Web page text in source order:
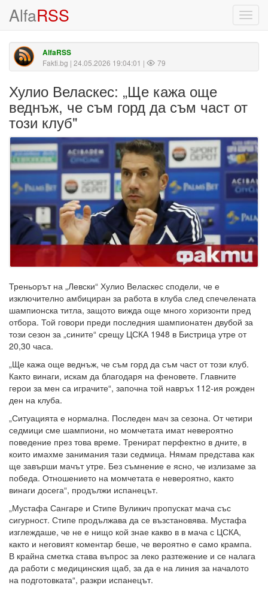
AlfaRSS
AlfaRSS
Fakti.bg | 24.05.2026 19:04:01 | 79
Хулио Веласкес: „Ще кажа още
веднъж, че съм горд да съм част от
този клуб"
Треньорът на „Левски“ Хулио Веласкес сподели, че е
изключително амбициран за работа в клуба след спечелената
шампионска титла, защото вижда още много хоризонти пред
отбора. Той говори преди последния шампионатен двубой за
този сезон за „сините“ срещу ЦСКА 1948 в Бистрица утре от
20,30 часа.
„Ще кажа още веднъж, че съм горд да съм част от този клуб.
Както винаги, искам да благодаря на феновете. Главните
герои за мен са играчите“, започна той навръх 112-ия рожден
ден на клуба.
„Ситуацията е нормална. Последен мач за сезона. От четири
седмици сме шампиони, но момчетата имат невероятно
поведение през това време. Тренират перфектно в дните, в
които имахме занимания тази седмица. Нямам представа как
ще завърши мачът утре. Без съмнение е ясно, че излизаме за
победа. Отношението на момчетата е невероятно, както
винаги досега“, продължи испанецът.
„Мустафа Сангаре и Стипе Вуликич пропускат мача със
сигурност. Стипе продължава да се възстановява. Мустафа
изглеждаше, че не е нищо кой знае какво в в мача с ЦСКА,
както и неговият коментар беше, че вероятно е само крампа.
В крайна сметка става въпрос за леко разтежение и се налага
да работи с медицинския щаб, за да е на линия за началото
на подготовката“, разкри испанецът.